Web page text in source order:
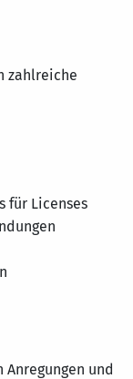
zahlreiche
für Licenses
und